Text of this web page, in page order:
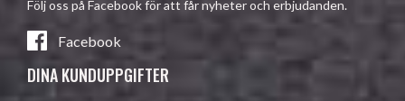
Följ oss på Facebook för att får nyheter och erbjudanden.
Facebook
DINA KUNDUPPGIFTER